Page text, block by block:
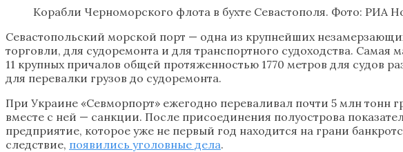
Корабли Черноморского флота в бухте Севастополя. Фото: РИА
Севастопольский морской порт — одна из крупнейших
торговли, для судоремонта и для транспортного судоходства.
11 крупных причалов общей протяженностью 1770 метров для судов
для перевалки грузов до судоремонта.
При Украине «Севморпорт» ежегодно переваливал почти 5 млн
вместе с ней — санкции. После присоединения полуострова
предприятие, которое уже не первый год находится на грани
следствие, появились уголовные дела.